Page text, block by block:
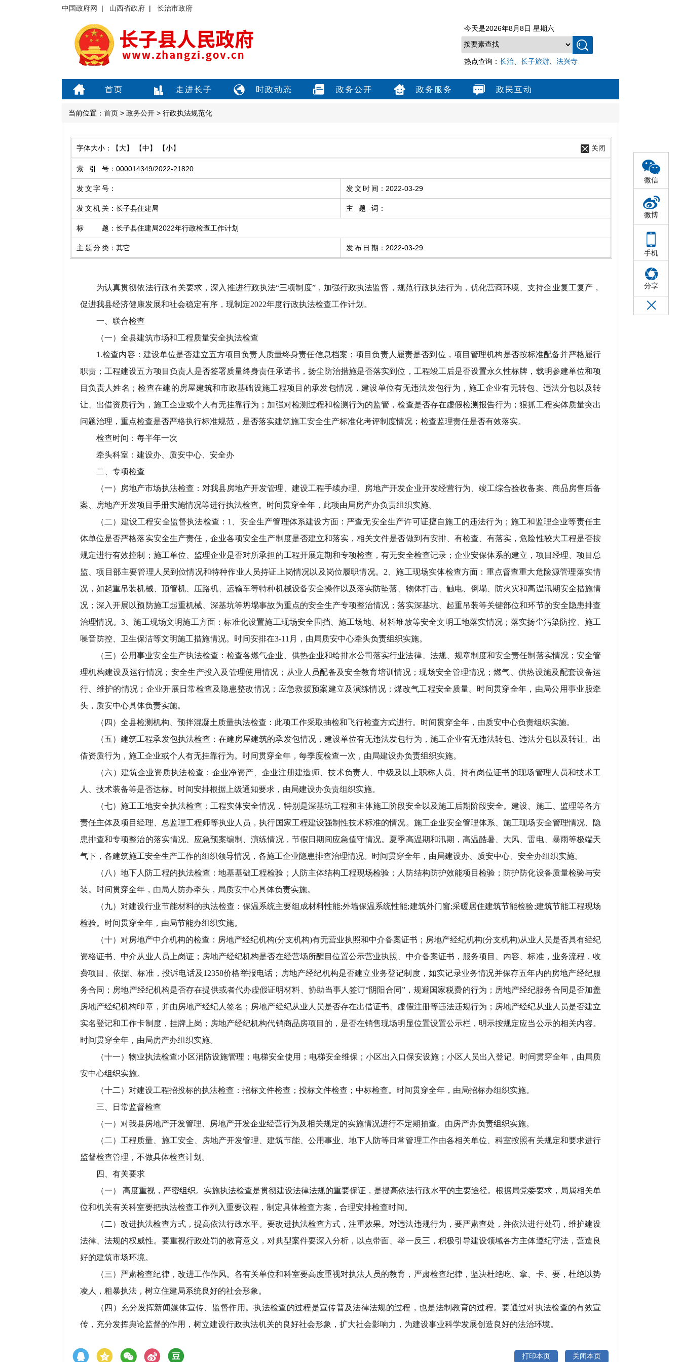
微信
微博
手机
分享
中国政府网 | 山西省政府 | 长治市政府
今天是2026年8月8日 星期六
热点查询： 长治 长子旅游 法兴寺
首页 走进长子 时政动态 政务公开 政务服务 政民互动
当前位置： 首页 > 政务公开 > 行政执法规范化
字体大小： 【大】 【中】 【小】 关闭
索引号 ： 000014349/2022-21820
发文字号 ： 发文时间 ： 2022-03-29
发文机关 ： 长子县住建局 主题词 ：
标题 ： 长子县住建局2022年行政检查工作计划
主题分类 ： 其它 发布日期 ： 2022-03-29
为认真贯彻依法行政有关要求，深入推进行政执法“三项制度”，加强行政执法监督，规范行政执法行为，优化营商环境、支持企业复工复产，
促进我县经济健康发展和社会稳定有序，现制定2022年度行政执法检查工作计划。
一、联合检查
（一）全县建筑市场和工程质量安全执法检查
1.检查内容：建设单位是否建立五方项目负责人质量终身责任信息档案；项目负责人履责是否到位，项目管理机构是否按标准配备并严格履行
职责；工程建设五方项目负责人是否签署质量终身责任承诺书，扬尘防治措施是否落实到位，工程竣工后是否设置永久性标牌，载明参建单位和项
目负责人姓名；检查在建的房屋建筑和市政基础设施工程项目的承发包情况，建设单位有无违法发包行为，施工企业有无转包、违法分包以及转
让、出借资质行为，施工企业或个人有无挂靠行为；加强对检测过程和检测行为的监管，检查是否存在虚假检测报告行为；狠抓工程实体质量突出
问题治理，重点检查是否严格执行标准规范，是否落实建筑施工安全生产标准化考评制度情况；检查监理责任是否有效落实。
检查时间：每半年一次
牵头科室：建设办、质安中心、安全办
二、专项检查
（一）房地产市场执法检查：对我县房地产开发管理、建设工程手续办理、房地产开发企业开发经营行为、竣工综合验收备案、商品房售后备
案、房地产开发项目手册实施情况等进行执法检查。时间贯穿全年，此项由局房产办负责组织实施。
（二）建设工程安全监督执法检查：1、安全生产管理体系建设方面：严查无安全生产许可证擅自施工的违法行为；施工和监理企业等责任主
体单位是否严格落实安全生产责任，企业各项安全生产制度是否建立和落实，相关文件是否做到有安排、有检查、有落实，危险性较大工程是否按
规定进行有效控制；施工单位、监理企业是否对所承担的工程开展定期和专项检查，有无安全检查记录；企业安保体系的建立，项目经理、项目总
监、项目部主要管理人员到位情况和特种作业人员持证上岗情况以及岗位履职情况。2、施工现场实体检查方面：重点督查重大危险源管理落实情
况，如起重吊装机械、顶管机、压路机、运输车等特种机械设备安全操作以及落实防坠落、物体打击、触电、倒塌、防火灾和高温汛期安全措施情
况；深入开展以预防施工起重机械、深基坑等坍塌事故为重点的安全生产专项整治情况；落实深基坑、起重吊装等关键部位和环节的安全隐患排查
治理情况。3、施工现场文明施工方面：标准化设置施工现场安全围挡、施工场地、材料堆放等安全文明工地落实情况；落实扬尘污染防控、施工
噪音防控、卫生保洁等文明施工措施情况。时间安排在3-11月，由局质安中心牵头负责组织实施。
（三）公用事业安全生产执法检查：检查各燃气企业、供热企业和给排水公司落实行业法律、法规、规章制度和安全责任制落实情况；安全管
理机构建设及运行情况；安全生产投入及管理使用情况；从业人员配备及安全教育培训情况；现场安全管理情况；燃气、供热设施及配套设备运
行、维护的情况；企业开展日常检查及隐患整改情况；应急救援预案建立及演练情况；煤改气工程安全质量。时间贯穿全年，由局公用事业股牵
头，质安中心具体负责实施。
（四）全县检测机构、预拌混凝土质量执法检查：此项工作采取抽检和飞行检查方式进行。时间贯穿全年，由质安中心负责组织实施。
（五）建筑工程承发包执法检查：在建房屋建筑的承发包情况，建设单位有无违法发包行为，施工企业有无违法转包、违法分包以及转让、出
借资质行为，施工企业或个人有无挂靠行为。时间贯穿全年，每季度检查一次，由局建设办负责组织实施。
（六）建筑企业资质执法检查：企业净资产、企业注册建造师、技术负责人、中级及以上职称人员、持有岗位证书的现场管理人员和技术工
人、技术装备等是否达标。时间安排根据上级通知要求，由局建设办负责组织实施。
（七）施工工地安全执法检查：工程实体安全情况，特别是深基坑工程和主体施工阶段安全以及施工后期阶段安全。建设、施工、监理等各方
责任主体及项目经理、总监理工程师等执业人员，执行国家工程建设强制性技术标准的情况。施工企业安全管理体系、施工现场安全管理情况、隐
患排查和专项整治的落实情况、应急预案编制、演练情况，节假日期间应急值守情况。夏季高温期和汛期，高温酷暑、大风、雷电、暴雨等极端天
气下，各建筑施工安全生产工作的组织领导情况，各施工企业隐患排查治理情况。时间贯穿全年，由局建设办、质安中心、安全办组织实施。
（八）地下人防工程的执法检查：地基基础工程检验；人防主体结构工程现场检验；人防结构防护效能项目检验；防护防化设备质量检验与安
装。时间贯穿全年，由局人防办牵头，局质安中心具体负责实施。
（九）对建设行业节能材料的执法检查：保温系统主要组成材料性能;外墙保温系统性能;建筑外门窗;采暖居住建筑节能检验;建筑节能工程现场
检验。时间贯穿全年，由局节能办组织实施。
（十）对房地产中介机构的检查：房地产经纪机构(分支机构)有无营业执照和中介备案证书；房地产经纪机构(分支机构)从业人员是否具有经纪
资格证书、中介从业人员上岗证；房地产经纪机构是否在经营场所醒目位置公示营业执照、中介备案证书，服务项目、内容、标准，业务流程，收
费项目、依据、标准，投诉电话及12358价格举报电话；房地产经纪机构是否建立业务登记制度，如实记录业务情况并保存五年内的房地产经纪服
务合同；房地产经纪机构是否存在提供或者代办虚假证明材料、协助当事人签订“阴阳合同”，规避国家税费的行为；房地产经纪服务合同是否加盖
房地产经纪机构印章，并由房地产经纪人签名；房地产经纪从业人员是否存在出借证书、虚假注册等违法违规行为；房地产经纪从业人员是否建立
实名登记和工作卡制度，挂牌上岗；房地产经纪机构代销商品房项目的，是否在销售现场明显位置设置公示栏，明示按规定应当公示的相关内容。
时间贯穿全年，由局房产办组织实施。
（十一）物业执法检查:小区消防设施管理；电梯安全使用；电梯安全维保；小区出入口保安设施；小区人员出入登记。时间贯穿全年，由局质
安中心组织实施。
（十二）对建设工程招投标的执法检查：招标文件检查；投标文件检查；中标检查。时间贯穿全年，由局招标办组织实施。
三、日常监督检查
（一）对我县房地产开发管理、房地产开发企业经营行为及相关规定的实施情况进行不定期抽查。由房产办负责组织实施。
（二）工程质量、施工安全、房地产开发管理、建筑节能、公用事业、地下人防等日常管理工作由各相关单位、科室按照有关规定和要求进行
监督检查管理，不做具体检查计划。
四、有关要求
（一） 高度重视，严密组织。实施执法检查是贯彻建设法律法规的重要保证，是提高依法行政水平的主要途径。根据局党委要求，局属相关单
位和机关有关科室要把执法检查工作列入重要议程，制定具体检查方案，合理安排检查时间。
（二）改进执法检查方式，提高依法行政水平。要改进执法检查方式，注重效果。对违法违规行为，要严肃查处，并依法进行处罚，维护建设
法律、法规的权威性。要重视行政处罚的教育意义，对典型案件要深入分析，以点带面、举一反三，积极引导建设领域各方主体遵纪守法，营造良
好的建筑市场环境。
（三）严肃检查纪律，改进工作作风。各有关单位和科室要高度重视对执法人员的教育，严肃检查纪律，坚决杜绝吃、拿、卡、要，杜绝以势
凌人，粗暴执法，树立住建局系统良好的社会形象。
（四）充分发挥新闻媒体宣传、监督作用。执法检查的过程是宣传普及法律法规的过程，也是法制教育的过程。要通过对执法检查的有效宣
传，充分发挥舆论监督的作用，树立建设行政执法机关的良好社会形象，扩大社会影响力，为建设事业科学发展创造良好的法治环境。
打印本页 关闭本页